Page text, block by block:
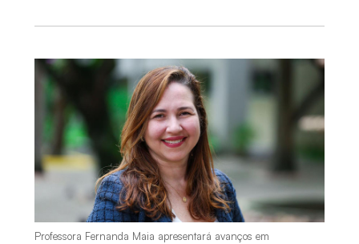
Professora Fernanda Maia apresentará avanços em